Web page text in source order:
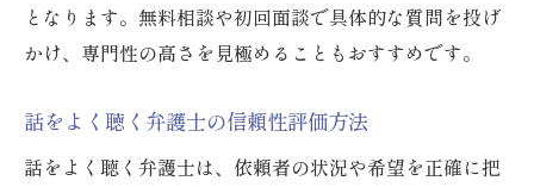
となります。無料相談や初回面談で具体的な質問を投げ
かけ、専門性の高さを見極めることもおすすめです。
話をよく聴く弁護士の信頼性評価方法
話をよく聴く弁護士は、依頼者の状況や希望を正確に把